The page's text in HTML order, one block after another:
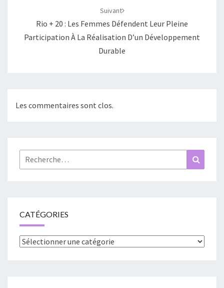
Suivant
Rio + 20 : Les Femmes Défendent Leur Pleine
Participation À La Réalisation D’un Développement
Durable
Les commentaires sont clos.
Rechercher :
CATÉGORIES
Catégories